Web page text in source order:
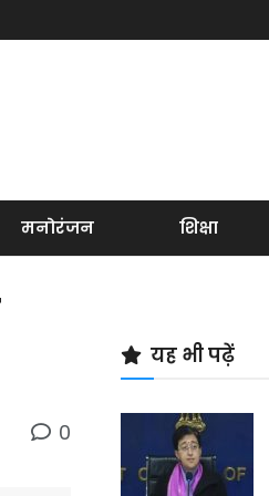
मनोरंजन शिक्षा
0
यह भी पढ़ें